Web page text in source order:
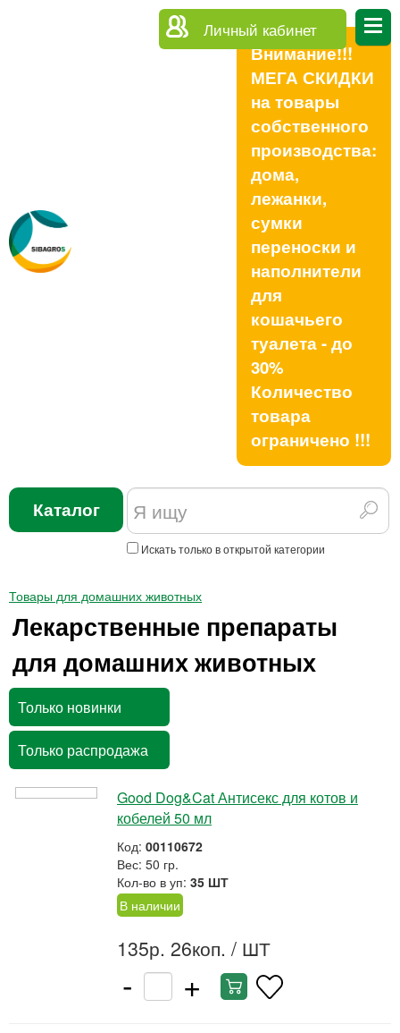
Личный кабинет
Внимание!!!
МЕГА СКИДКИ
на товары
собственного
производства:
дома,
лежанки,
сумки
переноски и
наполнители
для
кошачьего
туалета - до
30%
Количество
товара
ограничено !!!
Каталог
Искать только в открытой категории
Товары для домашних животных
Лекарственные препараты
для домашних животных
Только новинки
Только распродажа
Good Dog&Cat Антисекс для котов и
кобелей 50 мл
Код: 00110672
Вес: 50 гр.
Кол-во в уп: 35 ШТ
В наличии
135р. 26коп. / ШТ
- +